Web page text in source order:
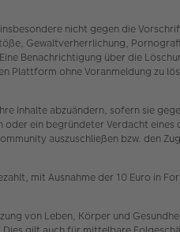
nicht gegen die
Gewaltverherrlichung,
Benachrichtigung über die
ohne Voranmeldung zu
Inhalte abzuändern, sofern sie
ein begründeter Verdacht
auszuschließen bzw. den
mit Ausnahme der 10 Euro in
von Leben, Körper und